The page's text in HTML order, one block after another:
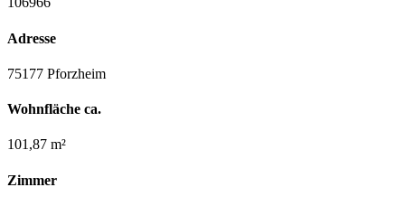
Adresse
75177 Pforzheim
Wohnfläche ca.
101,87 m²
Zimmer